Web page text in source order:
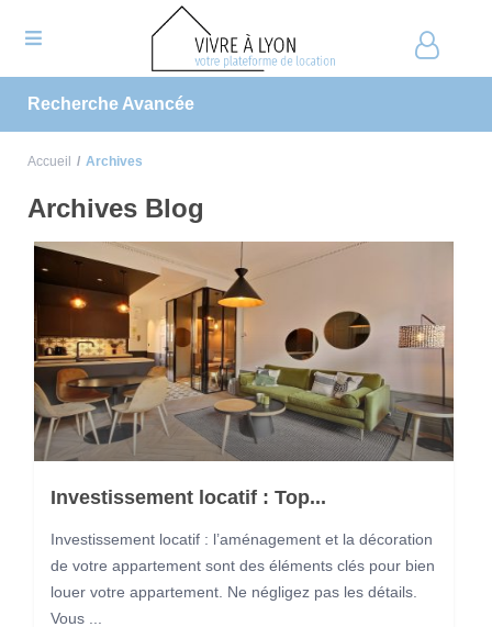
Recherche Avancée
Accueil Archives
Archives Blog
Investissement locatif : Top...
Investissement locatif : l’aménagement et la décoration
de votre appartement sont des éléments clés pour bien
louer votre appartement. Ne négligez pas les détails.
Vous ...